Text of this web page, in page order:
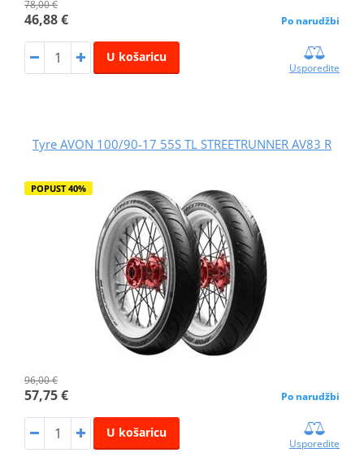
78,00 €
46,88 € Po narudžbi
U košaricu
Usporedite
Tyre AVON 100/90-17 55S TL STREETRUNNER AV83 R
POPUST 40%
96,00 €
57,75 € Po narudžbi
U košaricu
Usporedite